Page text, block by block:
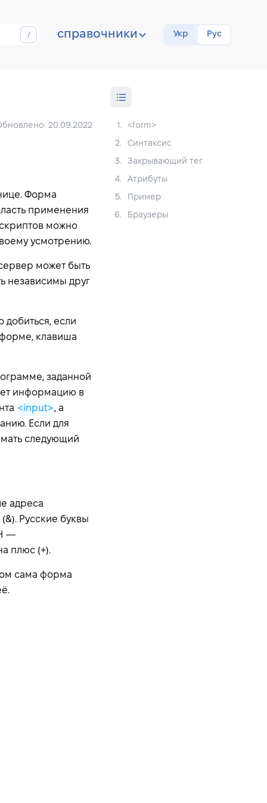
справочники Укр Рус
20.09.2022
Форма
применения
можно
усмотрению.
может быть
независимы друг
если
клавиша
заданной
информацию в
<input>, а
Если для
следующий
адреса
Русские буквы
—
плюс (+).
сама форма
1. <form>
2. Синтаксис
3. Закрывающий тег
4. Атрибуты
5. Пример
6. Браузеры